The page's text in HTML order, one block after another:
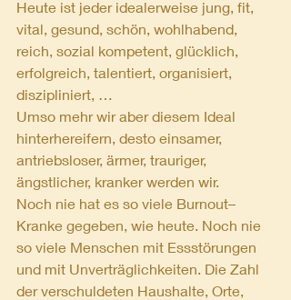
Heute ist jeder idealerweise jung, fit,
vital, gesund, schön, wohlhabend,
reich, sozial kompetent, glücklich,
erfolgreich, talentiert, organisiert,
diszipliniert, …
Umso mehr wir aber diesem Ideal
hinterhereifern, desto einsamer,
antriebsloser, ärmer, trauriger,
ängstlicher, kranker werden wir.
Noch nie hat es so viele Burnout–
Kranke gegeben, wie heute. Noch nie
so viele Menschen mit Essstörungen
und mit Unverträglichkeiten. Die Zahl
der verschuldeten Haushalte, Orte,